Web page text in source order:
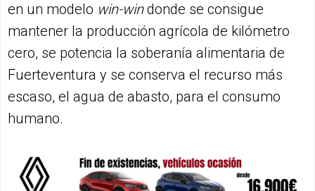
en un modelo win-windonde se consigue
mantener la producción agrícola de kilómetro
cero, se potencia la soberanía alimentaria de
Fuerteventura y se conserva el recurso más
escaso, el agua de abasto, para el consumo
humano.